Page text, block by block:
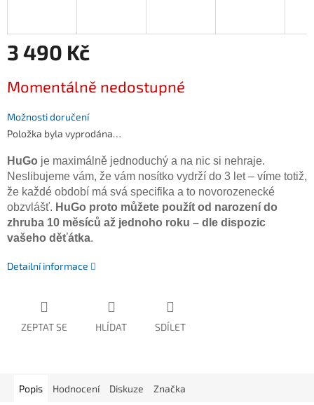
3 490 Kč
cena:
Momentálně nedostupné
Možnosti doručení
Položka byla vyprodána…
HuGo je maximálně jednoduchý a na nic si nehraje.
Neslibujeme vám, že vám nosítko vydrží do 3 let – víme totiž,
že každé období má svá specifika a to novorozenecké
obzvlášť. HuGo proto můžete použít od narození do
zhruba 10 měsíců až jednoho roku – dle dispozic
vašeho děťátka.
Detailní informace
ZEPTAT SE HLÍDAT SDÍLET
Popis Hodnocení Diskuze Značka